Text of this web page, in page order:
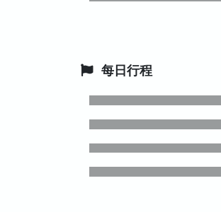
每日行程